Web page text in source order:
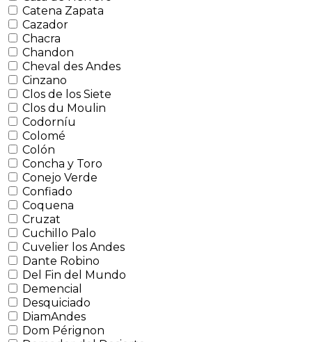
Catena Zapata
Cazador
Chacra
Chandon
Cheval des Andes
Cinzano
Clos de los Siete
Clos du Moulin
Codorníu
Colomé
Colón
Concha y Toro
Conejo Verde
Confiado
Coquena
Cruzat
Cuchillo Palo
Cuvelier los Andes
Dante Robino
Del Fin del Mundo
Demencial
Desquiciado
DiamAndes
Dom Pérignon